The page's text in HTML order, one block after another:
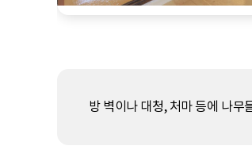
방 벽이나 대청, 처마 등에 나무